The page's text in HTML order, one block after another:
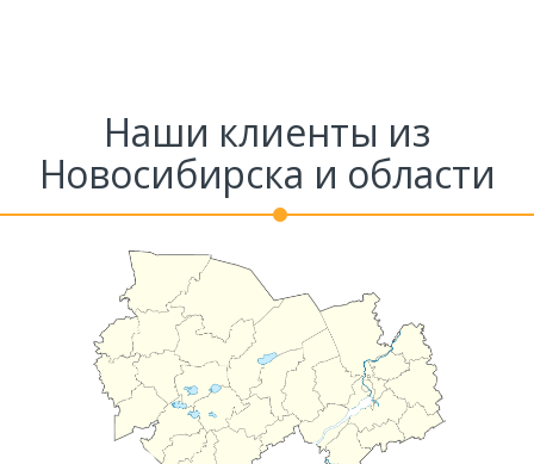
Наши клиенты из
Новосибирска и области